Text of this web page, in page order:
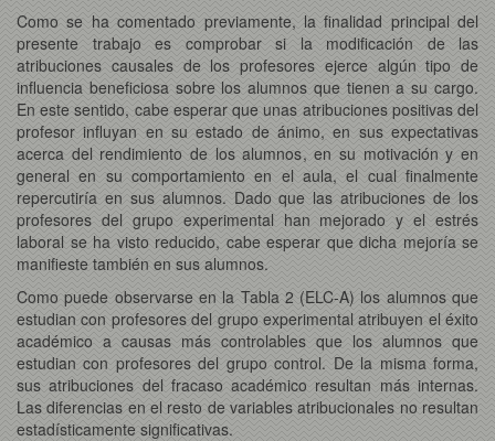
Como se ha comentado previamente, la finalidad principal del
presente trabajo es comprobar si la modificación de las
atribuciones causales de los profesores ejerce algún tipo de
influencia beneficiosa sobre los alumnos que tienen a su cargo.
En este sentido, cabe esperar que unas atribuciones positivas del
profesor influyan en su estado de ánimo, en sus expectativas
acerca del rendimiento de los alumnos, en su motivación y en
general en su comportamiento en el aula, el cual finalmente
repercutiría en sus alumnos. Dado que las atribuciones de los
profesores del grupo experimental han mejorado y el estrés
laboral se ha visto reducido, cabe esperar que dicha mejoría se
manifieste también en sus alumnos.
Como puede observarse en la Tabla 2 (ELC-A) los alumnos que
estudian con profesores del grupo experimental atribuyen el éxito
académico a causas más controlables que los alumnos que
estudian con profesores del grupo control. De la misma forma,
sus atribuciones del fracaso académico resultan más internas.
Las diferencias en el resto de variables atribucionales no resultan
estadísticamente significativas.